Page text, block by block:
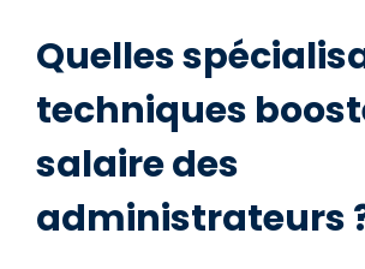
Quelles
techniques
salaire des
administrateurs